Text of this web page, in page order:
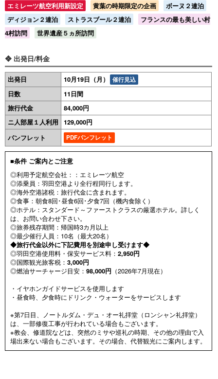
エミレーツ航空利用新設定
黄葉の時期限定の企画
ボーヌ２連泊
ディジョン２連泊
ストラスブール２連泊
フランスの最も美しい村
4村訪問
世界遺産５ヵ所訪問
❖ 出発日/料金
出発日 10月19日（月） 催行見込
日数
11日間
旅行代金
84,000円
ニ人部屋１人利用
129,000円
パンフレット
PDFパンフレット
■条件 ご案内とご注意
◎利用予定航空会社：：エミレーツ航空
◎添乗員：羽田空港より全行程同行します。
◎海外空港諸税：旅行代金に含まれます。
◎食事：朝食8回･昼食6回･夕食7回（機内食除く）
◎ホテル：スタンダード～ファーストクラスの厳選ホテル。詳しく
は、お問い合わせ下さい。
◎旅券残存期間：帰国時3カ月以上
◎最少催行人員：10名（最大20名）
◆旅行代金以外に下記費用を別途申し受けます◆
◎羽田空港使用料・保安サービス料： 2,950円
◎国際観光旅客税： 3,000円
◎燃油サーチャージ目安： 98,000円 （2026年7月現在）
・イヤホンガイドサービスを使用します
・昼食時、夕食時にドリンク・ウォーターをサービスします
※第7日目、ノートルダム・デュ・オー礼拝堂（ロンシャン礼拝堂）
は、一部修復工事が行われている場合もございます。
※教会、修道院などは、突然のミサや巡礼の時期、その他の理由で入
場出来ない場合もございます。その場合、代替観光にご案内します。